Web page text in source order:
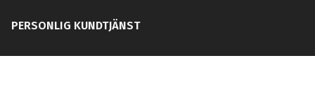
PERSONLIG KUNDTJÄNST